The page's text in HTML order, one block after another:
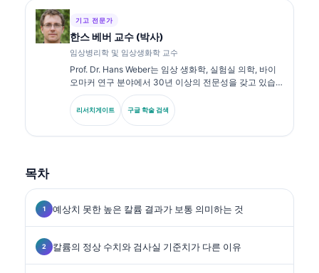
기고 전문가
한스 베버 교수 (박사)
임상병리학 및 임상생화학 교수
Prof. Dr. Hans Weber는 임상 생화학, 실험실 의학, 바이
오마커 연구 분야에서 30년 이상의 전문성을 갖고 있습
니다. 독일 임상화학회 전 회장으로서, 진단 패널 분석, 바
이오마커 표준화, AI 보조 실험실 의학을 전문으로 합니
다.
리서치게이트 구글 학술 검색
목차
예상치 못한 높은 칼륨 결과가 보통 의미하는 것
칼륨의 정상 수치와 검사실 기준치가 다른 이유